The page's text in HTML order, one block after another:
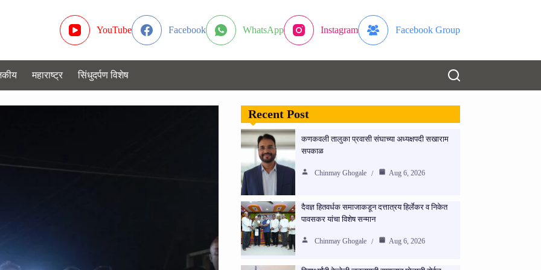
YouTube Facebook WhatsApp Instagram Facebook Group
महाराष्ट्र सिंधुदर्पण विशेष
Recent Post
कणकवली तालुका प्रवासी संघाच्या अध्यक्षपदी सखाराम
सपकाळ
Chinmay Ghogale Aug 6, 2026
दैवज्ञ हितवर्धक समाजाकडून दत्तात्रय हिर्लेकर व निकेत
पावसकर यांचा विशेष सन्मान
Chinmay Ghogale Aug 6, 2026